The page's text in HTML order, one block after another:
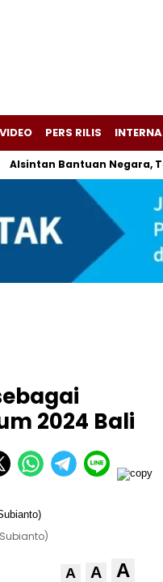
VIDEO PERS RILIS
Bantuan Negara, Tapi
2024 Bali
A A A